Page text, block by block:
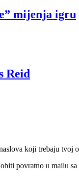
mijenja igru
Reid
koji trebaju tvoj
povratno u mailu